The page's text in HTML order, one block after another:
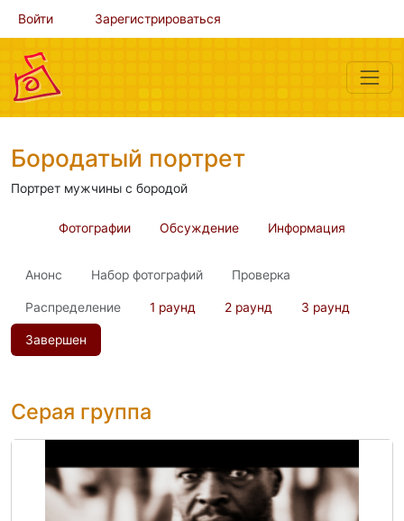
Войти Зарегистрироваться
Бородатый портрет
Портрет мужчины с бородой
Фотографии Обсуждение Информация
Анонс Набор фотографий Проверка
Распределение 1 раунд 2 раунд 3 раунд
Завершен
Серая группа